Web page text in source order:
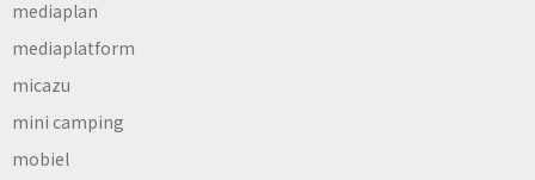
mediaplan
mediaplatform
micazu
mini camping
mobiel